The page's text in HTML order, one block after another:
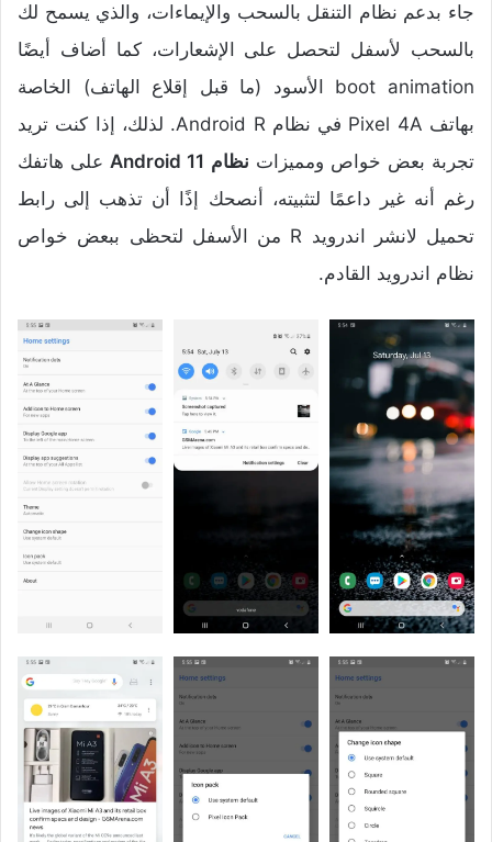
جاء بدعم نظام التنقل بالسحب والإيماءات، والذي يسمح لك
بالسحب لأسفل لتحصل على الإشعارات، كما أضاف أيضًا
boot animation الأسود (ما قبل إقلاع الهاتف) الخاصة
بهاتف Pixel 4A في نظام Android R. لذلك، إذا كنت تريد
تجربة بعض خواص ومميزات نظام Android 11
على هاتفك
رغم أنه غير داعمًا لتثبيته، أنصحك إذًا أن تذهب إلى رابط
تحميل لانشر اندرويد R من الأسفل لتحظى ببعض خواص
نظام اندرويد القادم.